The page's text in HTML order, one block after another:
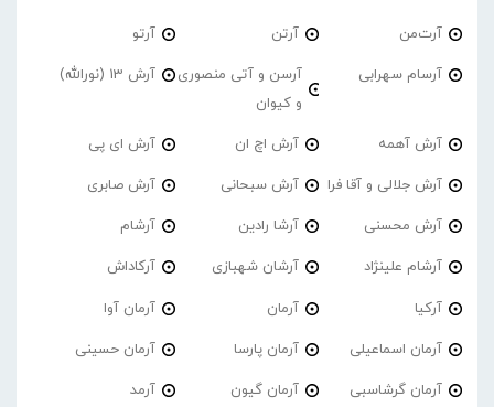
آرت‌من آرتن آرتو
آرسام سهرابی
آرسن و آتی منصوری
و کیوان
آرش 13 (نورالله)
آرش آهمه آرش اچ ان آرش ای پی
آرش جلالی و آقا فرا آرش سبحانی آرش صابری
آرش محسنی آرشا رادین آرشام
آرشام علینژاد آرشان شهبازی آرکاداش
آرکیا آرمان آرمان آوا
آرمان اسماعیلی آرمان پارسا آرمان حسینی
آرمان گرشاسبی آرمان گیون آرمد